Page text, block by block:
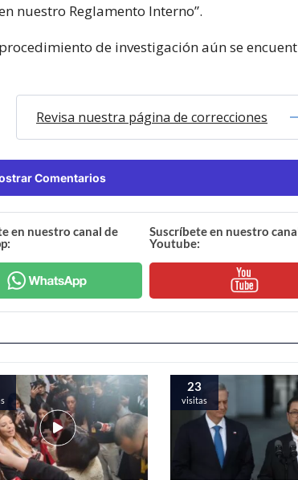
nuestro Reglamento Interno”.
de investigación aún se
Revisa nuestra página de correcciones
Comentarios
en nuestro canal de
Suscríbete en nuestro
Youtube:
23
visitas